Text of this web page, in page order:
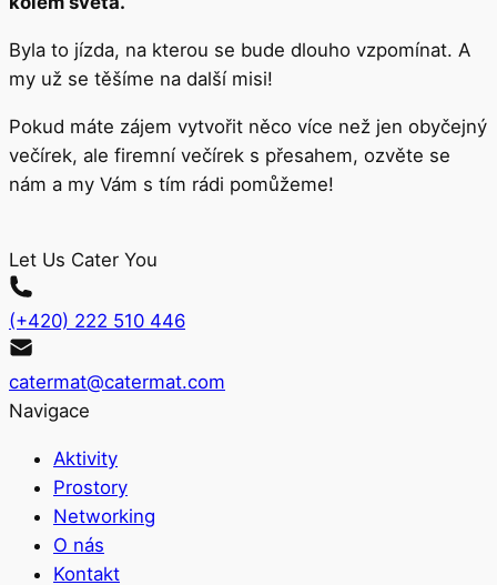
Byla to jízda, na kterou se bude dlouho vzpomínat. A
my už se těšíme na další misi!
Pokud máte zájem vytvořit něco více než jen obyčejný
večírek, ale firemní večírek s přesahem, ozvěte se
nám a my Vám s tím rádi pomůžeme!
Let Us Cater You
(+420) 222 510 446
catermat@catermat.com
Navigace
Aktivity
Prostory
Networking
O nás
Kontakt